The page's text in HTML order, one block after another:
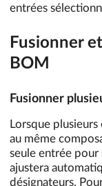
entrées
Fusionner
BOM
Fusionner
Lorsque
au même
seule entrée
ajustera
désignateurs.